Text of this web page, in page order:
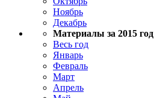
Ноябрь
Декабрь
Материалы за 2015 год
Весь год
Январь
Февраль
Март
Апрель